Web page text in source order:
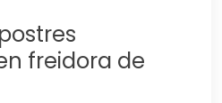
freidora de